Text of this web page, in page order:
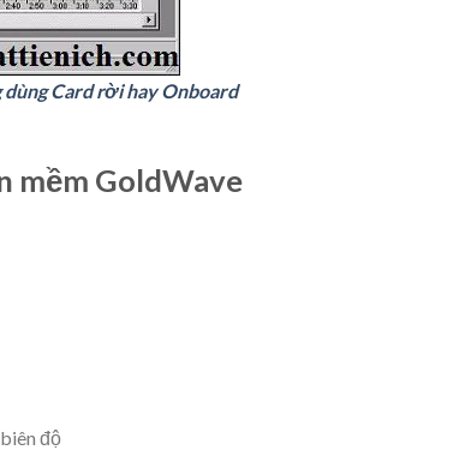
dùng Card rời hay Onboard
mềm GoldWave
độ